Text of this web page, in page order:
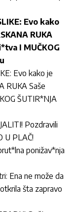
Evo kako
RUKA
I MUČKOG
Evo kako je
RUKA Saše
ŠUTIR*NJA
Pozdravili
U PLAČ!
ponižav*nja
Ena ne može da
šta zapravo